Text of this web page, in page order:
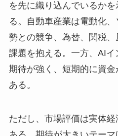
を先に織り込んでいるか
る。自動車産業は電動化
勢との競争、為替、関税
課題を抱える。一方、AI
期待が強く、短期的に資
ある。
ただし、市場評価は実体